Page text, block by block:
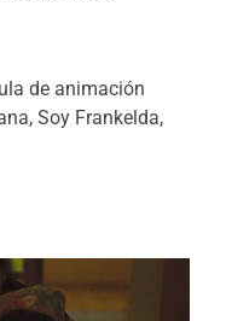
de animación
Soy Frankelda,